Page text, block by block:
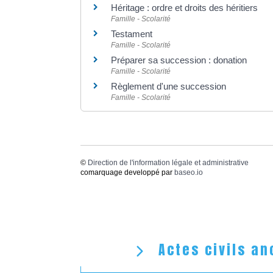
Héritage : ordre et droits des héritiers
Famille - Scolarité
Testament
Famille - Scolarité
Préparer sa succession : donation
Famille - Scolarité
Règlement d'une succession
Famille - Scolarité
© Direction de l'information légale et administrative
comarquage developpé par baseo.io
Actes civils